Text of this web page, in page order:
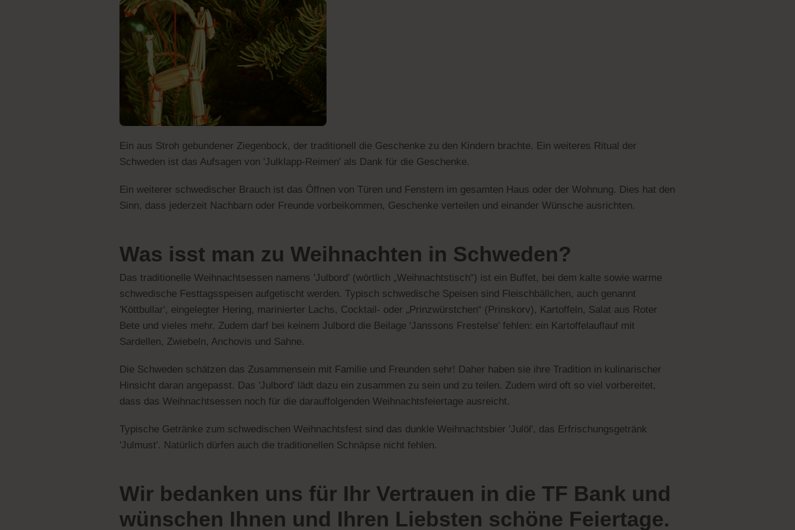
Ein aus Stroh gebundener Ziegenbock, der traditionell die Geschenke zu den Kindern brachte. Ein weiteres Ritual der
Schweden ist das Aufsagen von 'Julklapp-Reimen' als Dank für die Geschenke.
Ein weiterer schwedischer Brauch ist das Öffnen von Türen und Fenstern im gesamten Haus oder der Wohnung. Dies hat den
Sinn, dass jederzeit Nachbarn oder Freunde vorbeikommen, Geschenke verteilen und einander Wünsche ausrichten.
Was isst man zu Weihnachten in Schweden?
Das traditionelle Weihnachtsessen namens 'Julbord' (wörtlich „Weihnachtstisch“) ist ein Buffet, bei dem kalte sowie warme
schwedische Festtagsspeisen aufgetischt werden. Typisch schwedische Speisen sind Fleischbällchen, auch genannt
'Köttbullar', eingelegter Hering, marinierter Lachs, Cocktail- oder „Prinzwürstchen“ (Prinskorv), Kartoffeln, Salat aus Roter
Bete und vieles mehr. Zudem darf bei keinem Julbord die Beilage 'Janssons Frestelse' fehlen: ein Kartoffelauflauf mit
Sardellen, Zwiebeln, Anchovis und Sahne.
Die Schweden schätzen das Zusammensein mit Familie und Freunden sehr! Daher haben sie ihre Tradition in kulinarischer
Hinsicht daran angepasst. Das 'Julbord' lädt dazu ein zusammen zu sein und zu teilen. Zudem wird oft so viel vorbereitet,
dass das Weihnachtsessen noch für die darauffolgenden Weihnachtsfeiertage ausreicht.
Typische Getränke zum schwedischen Weihnachtsfest sind das dunkle Weihnachtsbier 'Julöl', das Erfrischungsgetränk
'Julmust'. Natürlich dürfen auch die traditionellen Schnäpse nicht fehlen.
Wir bedanken uns für Ihr Vertrauen in die TF Bank und
wünschen Ihnen und Ihren Liebsten schöne Feiertage.